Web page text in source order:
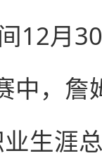
12月
中，
生涯